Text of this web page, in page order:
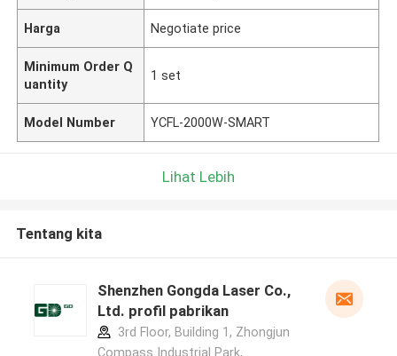
Harga Negotiate price
Minimum Order Q
uantity
1 set
Model Number YCFL-2000W-SMART
Lihat Lebih
Tentang kita
Shenzhen Gongda Laser Co.,
Ltd. profil pabrikan
3rd Floor, Building 1, Zhongjun
Compass Industrial Park,